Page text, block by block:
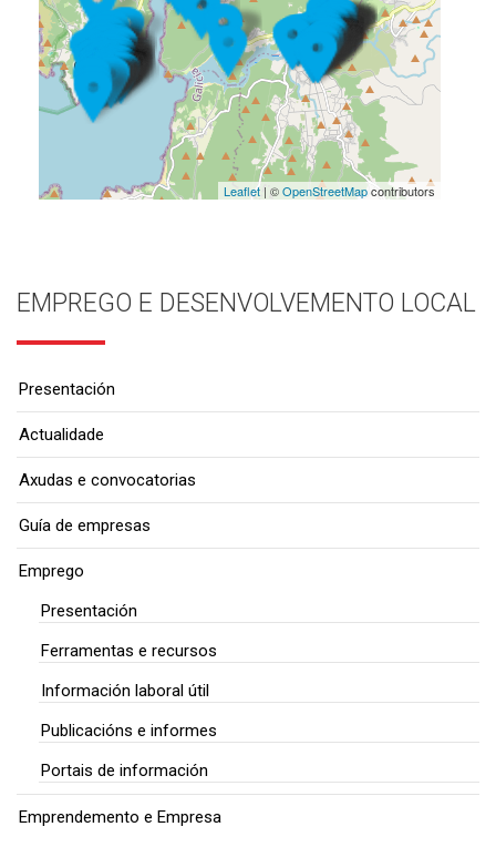
Leaflet| ©OpenStreetMapcontributors
EMPREGO E DESENVOLVEMENTO LOCAL
Presentación
Actualidade
Axudas e convocatorias
Guía de empresas
Emprego
Presentación
Ferramentas e recursos
Información laboral útil
Publicacións e informes
Portais de información
Emprendemento e Empresa